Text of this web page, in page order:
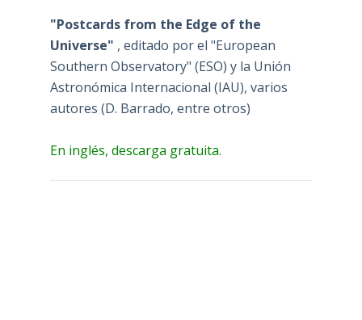
"Postcards from the Edge of the
Universe" , editado por el "European
Southern Observatory" (ESO) y la Unión
Astronómica Internacional (IAU), varios
autores (D. Barrado, entre otros)
En inglés, descarga gratuita.